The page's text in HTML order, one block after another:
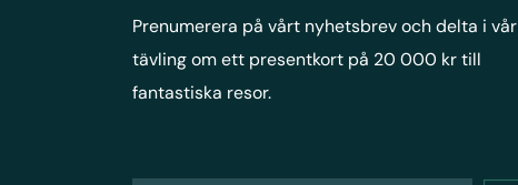
Prenumerera på vårt nyhetsbrev och delta i vår
tävling om ett presentkort på 20 000 kr till
fantastiska resor.